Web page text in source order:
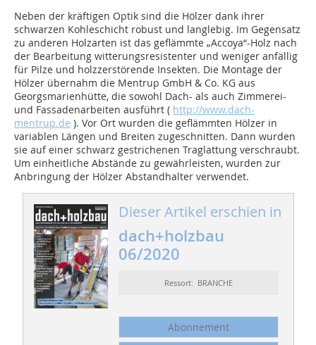
Neben der kräftigen Optik sind die Hölzer dank ihrer
schwarzen Kohleschicht robust und langlebig. Im Gegensatz
zu anderen Holzarten ist das geflämmte „Accoya“-Holz nach
der Bearbeitung witterungsresistenter und weniger anfällig
für Pilze und holzzerstörende Insekten. Die Montage der
Hölzer übernahm die Mentrup GmbH & Co. KG aus
Georgsmarienhütte, die sowohl Dach- als auch Zimmerei-
und Fassadenarbeiten ausführt ( http://www.dach-
mentrup.de ). Vor Ort wurden die geflämmten Hölzer in
variablen Längen und Breiten zugeschnitten. Dann wurden
sie auf einer schwarz gestrichenen Traglattung verschraubt.
Um einheitliche Abstände zu gewährleisten, wurden zur
Anbringung der Hölzer Abstandhalter verwendet.
Dieser Artikel erschien in
dach+holzbau
06/2020
Ressort: BRANCHE
Abonnement